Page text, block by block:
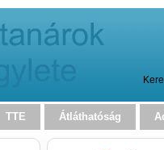
TTE Átláthatóság